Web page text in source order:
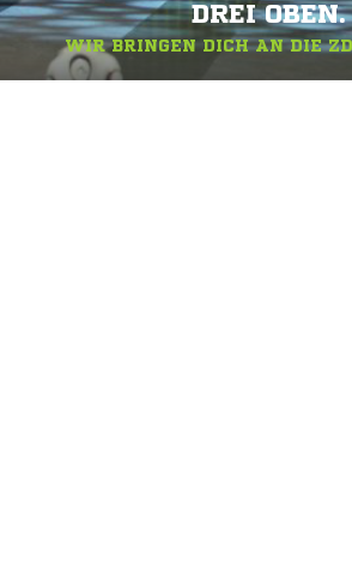
DREI OBEN.
WIR BRINGEN DICH AN DIE